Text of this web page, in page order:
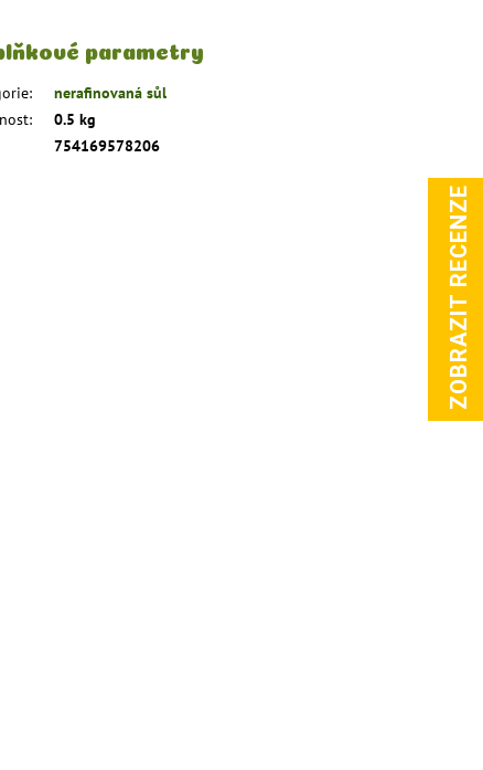
parametry
:
nerafinovaná sůl
:
0.5 kg
754169578206
ZOBRAZIT RECENZE